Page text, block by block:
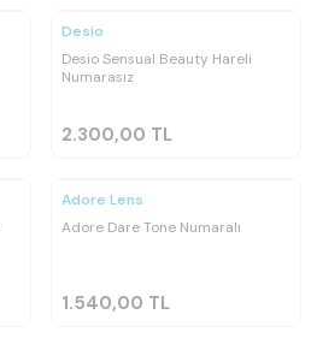
Desio
Desio Sensual Beauty Hareli
Numarasız
2.300,00 TL
Ücretsiz
Adore Lens
Adore Dare Tone Numaralı
1.540,00 TL
Ücretsiz